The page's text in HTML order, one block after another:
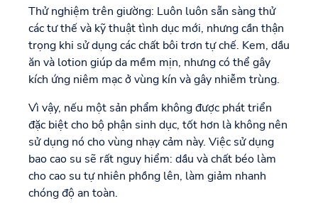
Thử nghiệm trên giường: Luôn luôn sẵn sàng thử
các tư thế và kỹ thuật tình dục mới, nhưng cần thận
trọng khi sử dụng các chất bôi trơn tự chế. Kem, dầu
ăn và lotion giúp da mềm mịn, nhưng có thể gây
kích ứng niêm mạc ở vùng kín và gây nhiễm trùng.
Vì vậy, nếu một sản phẩm không được phát triển
đặc biệt cho bộ phận sinh dục, tốt hơn là không nên
sử dụng nó cho vùng nhạy cảm này. Việc sử dụng
bao cao su sẽ rất nguy hiểm: dầu và chất béo làm
cho cao su tự nhiên phồng lên, làm giảm nhanh
chóng độ an toàn.